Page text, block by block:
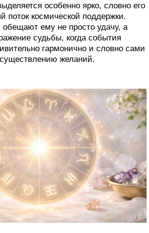
особенно ярко, словно его
поток космической поддержки.
ему не просто удачу, а
судьбы, когда события
гармонично и словно сами
желаний.